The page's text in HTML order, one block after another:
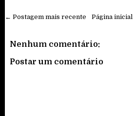
← Postagem mais recente Página inicial
Nenhum comentário:
Postar um comentário